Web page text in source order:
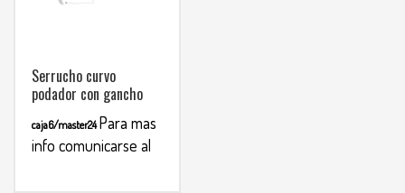
página
producto
Serrucho curvo
podador con gancho
caja6/master24 Para mas
info comunicarse al